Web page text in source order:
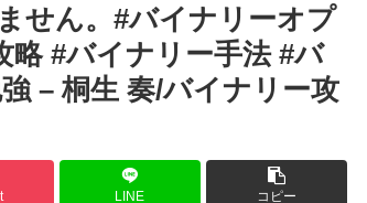
せん。#バイナリーオプ
略 #バイナリー手法 #バ
– 桐生 奏/バイナリー攻
LINE コピー